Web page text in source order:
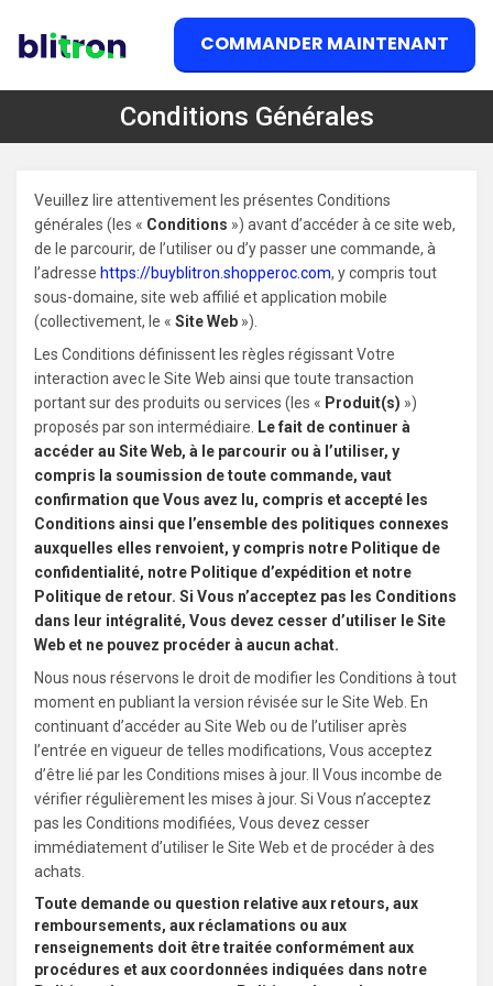
COMMANDER MAINTENANT
Conditions Générales
Veuillez lire attentivement les présentes Conditions
générales (les « Conditions ») avant d’accéder à ce site web,
de le parcourir, de l’utiliser ou d’y passer une commande, à
l’adresse https://buyblitron.shopperoc.com, y compris tout
sous-domaine, site web affilié et application mobile
(collectivement, le « Site Web »).
Les Conditions définissent les règles régissant Votre
interaction avec le Site Web ainsi que toute transaction
portant sur des produits ou services (les « Produit(s) »)
proposés par son intermédiaire.
Le fait de continuer à
accéder au Site Web, à le parcourir ou à l’utiliser, y
compris la soumission de toute commande, vaut
confirmation que Vous avez lu, compris et accepté les
Conditions ainsi que l’ensemble des politiques connexes
auxquelles elles renvoient, y compris notre Politique de
confidentialité, notre Politique d’expédition et notre
Politique de retour. Si Vous n’acceptez pas les Conditions
dans leur intégralité, Vous devez cesser d’utiliser le Site
Web et ne pouvez procéder à aucun achat.
Nous nous réservons le droit de modifier les Conditions à tout
moment en publiant la version révisée sur le Site Web. En
continuant d’accéder au Site Web ou de l’utiliser après
l’entrée en vigueur de telles modifications, Vous acceptez
d’être lié par les Conditions mises à jour. Il Vous incombe de
vérifier régulièrement les mises à jour. Si Vous n’acceptez
pas les Conditions modifiées, Vous devez cesser
immédiatement d’utiliser le Site Web et de procéder à des
achats.
Toute demande ou question relative aux retours, aux
remboursements, aux réclamations ou aux
renseignements doit être traitée conformément aux
procédures et aux coordonnées indiquées dans notre